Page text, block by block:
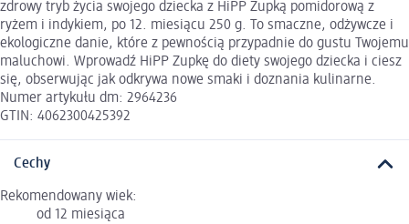
zdrowy tryb życia swojego dziecka z HiPP Zupką pomidorową z
ryżem i indykiem, po 12. miesiącu 250 g. To smaczne, odżywcze i
ekologiczne danie, które z pewnością przypadnie do gustu Twojemu
maluchowi. Wprowadź HiPP Zupkę do diety swojego dziecka i ciesz
się, obserwując jak odkrywa nowe smaki i doznania kulinarne.
Numer artykułu dm: 2964236
GTIN: 4062300425392
Cechy
Rekomendowany wiek:
od 12 miesiąca